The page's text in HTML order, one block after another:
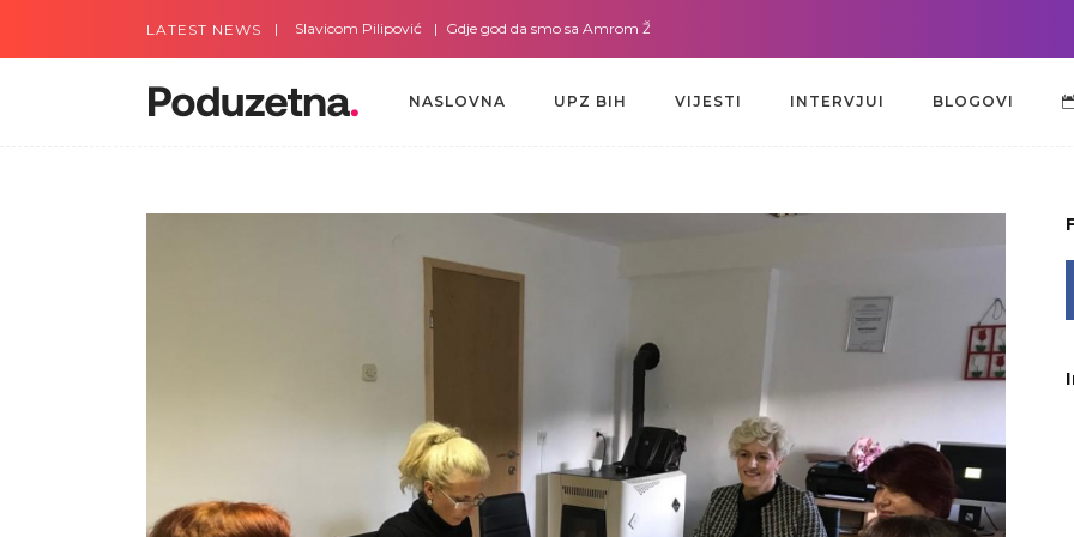
LATEST NEWS
Gdje god da smo sa Slavicom Pilipović Gdje god da smo sa Amrom Žužić-Bećirbegović
NASLOVNA UPZ BIH VIJESTI INTERVJUI BLOGOVI
NASLOVNA UPZ BIH